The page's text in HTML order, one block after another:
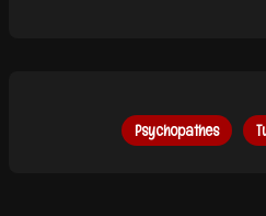
Psychopathes